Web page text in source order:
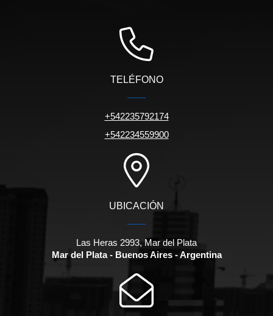
TELÉFONO
+542235792174
+542234559900
UBICACIÓN
Las Heras 2993, Mar del Plata
Mar del Plata - Buenos Aires - Argentina